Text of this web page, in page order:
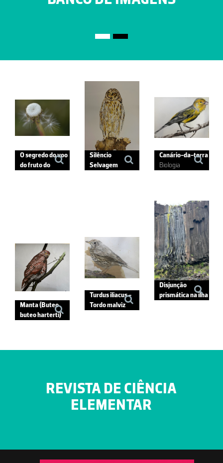
grau de dificuldade
atividades, divididas por
Dados (18) e
destinados ao 1.º ciclo.
O segredo do voo
do fruto do
Manta (Buteo
buteo harterti)
Silêncio
Selvagem
Turdus iliacus -
Tordo malviz
Canário-da-terra
Biologia
Disjunção
prismática na ilha
REVISTA DE CIÊNCIA
ELEMENTAR